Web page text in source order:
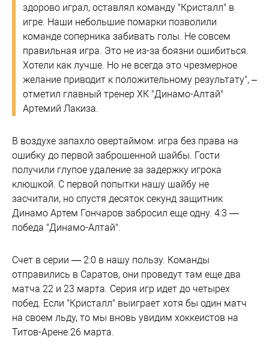
здорово играл, оставлял команду "Кристалл" в
игре. Наши небольшие помарки позволили
команде соперника забивать голы. Не совсем
правильная игра. Это не из-за боязни ошибиться.
Хотели как лучше. Но не всегда это чрезмерное
желание приводит к положительному результату", –
отметил главный тренер ХК "Динамо-Алтай"
Артемий Лакиза.
В воздухе запахло овертаймом: игра без права на
ошибку до первой заброшенной шайбы. Гости
получили глупое удаление за задержку игрока
клюшкой. С первой попытки нашу шайбу не
засчитали, но спустя десяток секунд защитник
Динамо Артем Гончаров забросил еще одну. 4:3 —
победа "Динамо-Алтай".
Счет в серии — 2:0 в нашу пользу. Команды
отправились в Саратов, они проведут там еще два
матча 22 и 23 марта. Серия игр идет до четырех
побед. Если "Кристалл" выиграет хотя бы один матч
на своем льду, то мы вновь увидим хоккеистов на
Титов-Арене 26 марта.